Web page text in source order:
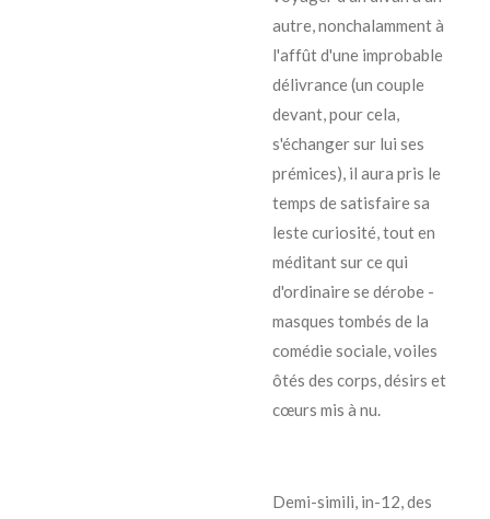
autre, nonchalamment à
l'affût d'une improbable
délivrance (un couple
devant, pour cela,
s'échanger sur lui ses
prémices), il aura pris le
temps de satisfaire sa
leste curiosité, tout en
méditant sur ce qui
d'ordinaire se dérobe -
masques tombés de la
comédie sociale, voiles
ôtés des corps, désirs et
cœurs mis à nu.
Demi-simili, in-12, des